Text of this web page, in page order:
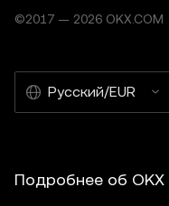
©2017 — 2026 OKX.COM
Русский/EUR
Подробнее об OKX